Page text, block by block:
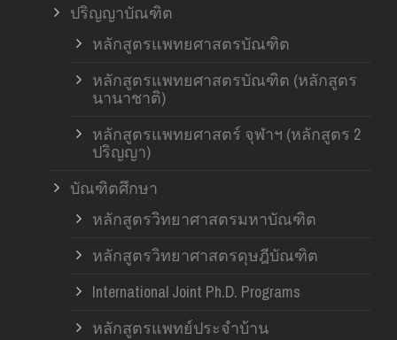
ปริญญาบัณฑิต
หลักสูตรแพทยศาสตรบัณฑิต
หลักสูตรแพทยศาสตรบัณฑิต (หลักสูตร
นานาชาติ)
หลักสูตรแพทยศาสตร์ จุฬาฯ (หลักสูตร 2
ปริญญา)
บัณฑิตศึกษา
หลักสูตรวิทยาศาสตรมหาบัณฑิต
หลักสูตรวิทยาศาสตรดุษฎีบัณฑิต
International Joint Ph.D. Programs
หลักสูตรแพทย์ประจำบ้าน